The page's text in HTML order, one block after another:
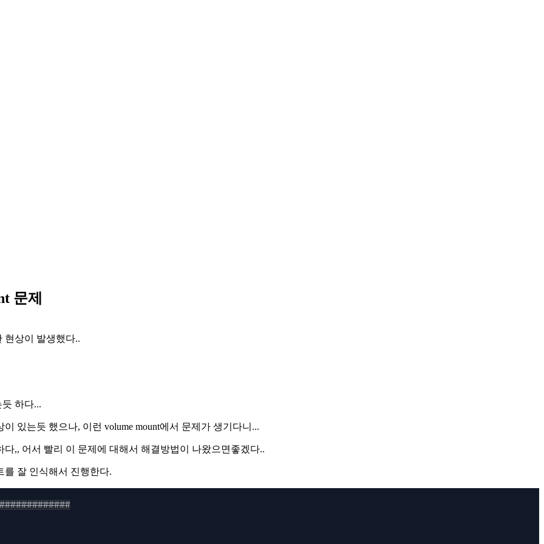
문제
현상이 발생했다..
하다...
있는듯 했으나, 이런 volume mount에서 문제가 생기다니...
,, 어서 빨리 이 문제에 대해서 해결방법이 나왔으면좋겠다..
를 잘 인식해서 진행한다.